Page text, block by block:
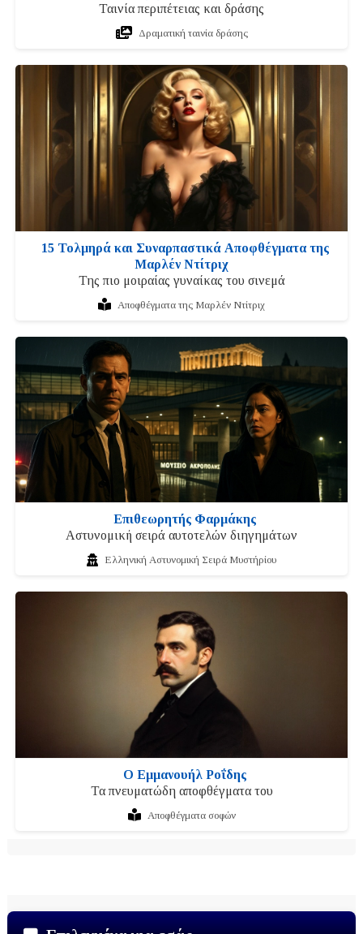
Ταινία περιπέτειας και δράσης
Δραματική ταινία δράσης
15 Τολμηρά και Συναρπαστικά Αποφθέγματα της
Μαρλέν Ντίτριχ
Της πιο μοιραίας γυναίκας του σινεμά
Αποφθέγματα της Μαρλέν Ντίτριχ
Επιθεωρητής Φαρμάκης
Αστυνομική σειρά αυτοτελών διηγημάτων
Ελληνική Αστυνομική Σειρά Μυστήρίου
Ο Εμμανουήλ Ροΐδης
Τα πνευματώδη αποφθέγματα του
Αποφθέγματα σοφών